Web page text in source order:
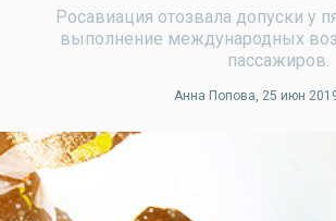
Росавиация отозвала допуски у
выполнение международных
пассажиров.
Анна Попова , 25 июн